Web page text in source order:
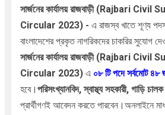
সার্জনেরকার্যালয় রাজবাড়ী(Rajbari Civil
Circular 2023) - এ রাজস্ব খাতে শূণ্য
বাংলাদেশের প্রকৃত নাগরিকদের চাকরির সুযোগ
সার্জনেরকার্যালয় রাজবাড়ী(Rajbari Civil
Circular 2023) এ ০৮টি পদে সর্বমোট ৪৮
হবে। পরিসংখ্যানবিদ, স্বাস্থ্য সহকারী, গাড়ি চালক
প্রার্থীগণই আবেদন করতে পারবেন।অনলাইনে